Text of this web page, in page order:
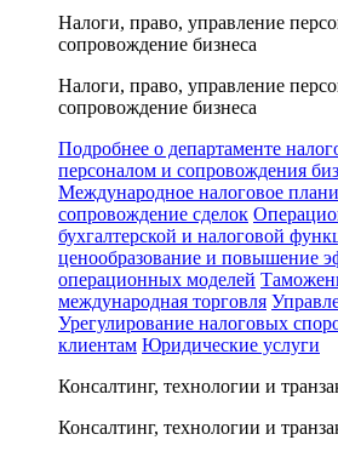
Налоги, право, управление
сопровождение бизнеса
Налоги, право, управление
сопровождение бизнеса
Подробнее о департаменте
персоналом и сопровождения
Международное налоговое
сопровождение сделок
бухгалтерской и налоговой
ценообразование и повышение
операционных моделей
международная торговля
Урегулирование налоговых
клиентам Юридические услуги
Консалтинг, технологии и
Консалтинг, технологии и